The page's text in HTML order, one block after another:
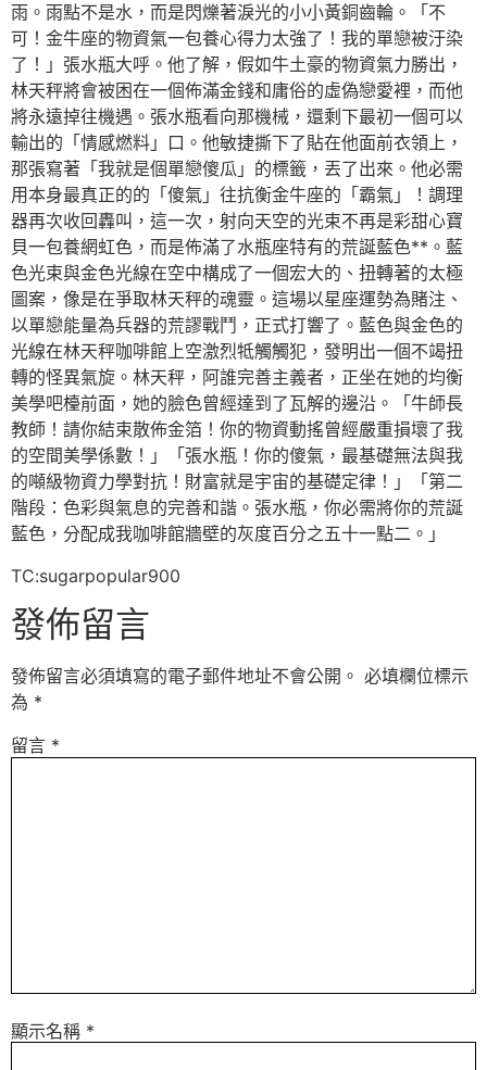
雨。雨點不是水，而是閃爍著淚光的小小黃銅齒輪。「不
可！金牛座的物資氣一包養心得力太強了！我的單戀被汙染
了！」張水瓶大呼。他了解，假如牛土豪的物資氣力勝出，
林天秤將會被困在一個佈滿金錢和庸俗的虛偽戀愛裡，而他
將永遠掉往機遇。張水瓶看向那機械，還剩下最初一個可以
輸出的「情感燃料」口。他敏捷撕下了貼在他面前衣領上，
那張寫著「我就是個單戀傻瓜」的標籤，丟了出來。他必需
用本身最真正的的「傻氣」往抗衡金牛座的「霸氣」！調理
器再次收回轟叫，這一次，射向天空的光束不再是彩甜心寶
貝一包養網虹色，而是佈滿了水瓶座特有的荒誕藍色**。藍
色光束與金色光線在空中構成了一個宏大的、扭轉著的太極
圖案，像是在爭取林天秤的魂靈。這場以星座運勢為賭注、
以單戀能量為兵器的荒謬戰鬥，正式打響了。藍色與金色的
光線在林天秤咖啡館上空激烈牴觸觸犯，發明出一個不竭扭
轉的怪異氣旋。林天秤，阿誰完善主義者，正坐在她的均衡
美學吧檯前面，她的臉色曾經達到了瓦解的邊沿。「牛師長
教師！請你結束散佈金箔！你的物資動搖曾經嚴重損壞了我
的空間美學係數！」「張水瓶！你的傻氣，最基礎無法與我
的噸級物資力學對抗！財富就是宇宙的基礎定律！」「第二
階段：色彩與氣息的完善和諧。張水瓶，你必需將你的荒誕
藍色，分配成我咖啡館牆壁的灰度百分之五十一點二。」
TC:sugarpopular900
發佈留言
發佈留言必須填寫的電子郵件地址不會公開。 必填欄位標示
為 *
留言 *
顯示名稱 *